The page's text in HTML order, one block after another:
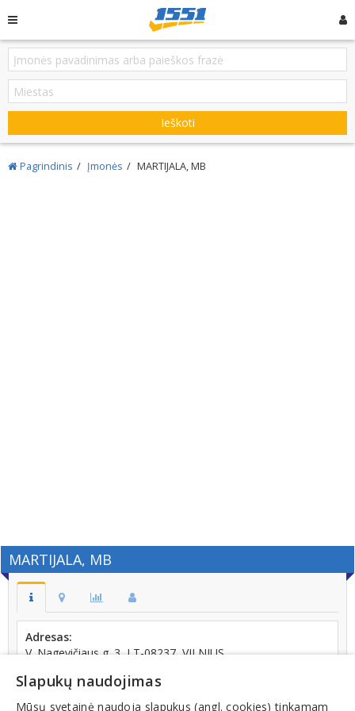
Ieškoti
Pagrindinis Įmonės MARTIJALA, MB
MARTIJALA, MB
Adresas:
V. Nagevičiaus g. 3, LT-08237, VILNIUS
Telefonas:
+370 (612) 32491
Slapukų naudojimas
Mūsų svetainė naudoja slapukus (angl. cookies) tinkamam